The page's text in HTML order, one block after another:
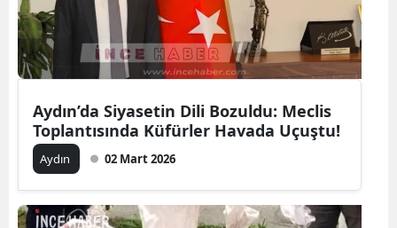
Aydın’da Siyasetin Dili Bozuldu: Meclis
Toplantısında Küfürler Havada Uçuştu!
Aydın 02 Mart 2026